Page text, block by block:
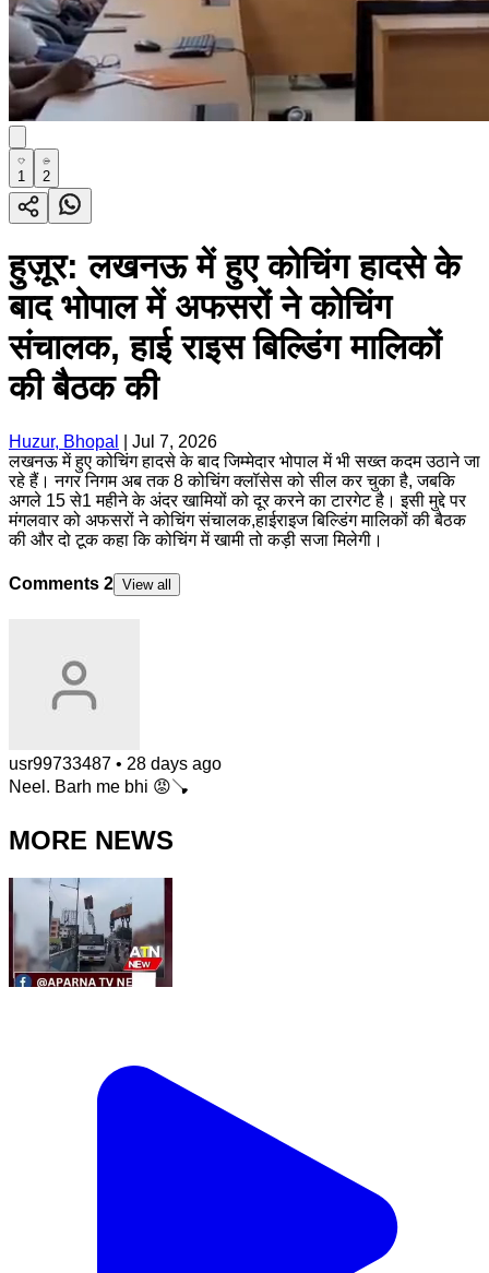
1 2
हुज़ूर: लखनऊ में हुए कोचिंग हादसे के
बाद भोपाल में अफसरों ने कोचिंग
संचालक, हाई राइस बिल्डिंग मालिकों
की बैठक की
Huzur, Bhopal
Jul 7, 2026
लखनऊ में हुए कोचिंग हादसे के बाद जिम्मेदार भोपाल में भी सख्त कदम उठाने जा
रहे हैं। नगर निगम अब तक 8 कोचिंग क्लॉसेस को सील कर चुका है, जबकि
अगले 15 से1 महीने के अंदर खामियों को दूर करने का टारगेट है। इसी मुद्दे पर
मंगलवार को अफसरों ने कोचिंग संचालक,हाईराइज बिल्डिंग मालिकों की बैठक
की और दो टूक कहा कि कोचिंग में खामी तो कड़ी सजा मिलेगी।
Comments 2 View all
usr99733487 • 28 days ago
Neel. Barh me bhi 😡🪠
MORE NEWS